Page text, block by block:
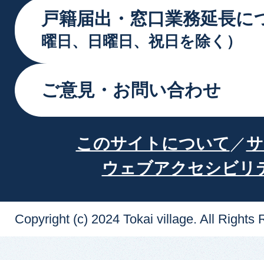
戸籍届出・窓口業務延長に
曜日、日曜日、祝日を除く）
ご意見・お問い合わせ
このサイトについて
ウェブアクセシビリ
Copyright (c) 2024 Tokai village. All Rights